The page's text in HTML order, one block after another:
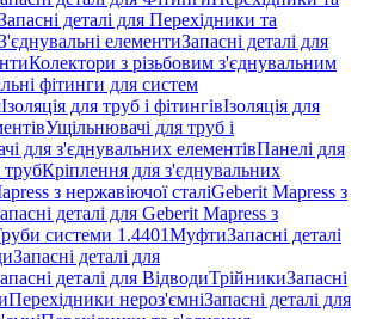
деталі для Перехідники та
елементиЗапасні деталі для
Колектори з різьбовим з'єднувальним
фітинги для систем
Ізоляція для труб і фітингівІзоляція для
Ущільнювачі для труб і
для з'єднувальних елементівПанелі для
трубКріплення для з'єднувальних
з нержавіючої сталіGeberit Mapress з
деталі для Geberit Mapress з
системи 1.4401МуфтиЗапасні деталі
Запасні деталі для
деталі для ВідводиТрійникиЗапасні
Перехідники нероз'ємніЗапасні деталі для